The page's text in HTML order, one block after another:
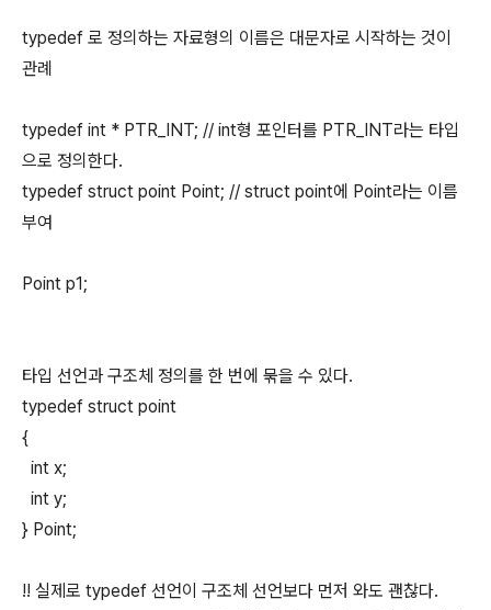
typedef 로 정의하는 자료형의 이름은 대문자로 시작하는 것이
관례
typedef int * PTR_INT; // int형 포인터를 PTR_INT라는 타입
으로 정의한다.
typedef struct point Point; // struct point에 Point라는 이름
부여
Point p1;
타입 선언과 구조체 정의를 한 번에 묶을 수 있다.
typedef struct point
{
int x;
int y;
} Point;
!! 실제로 typedef 선언이 구조체 선언보다 먼저 와도 괜찮다.